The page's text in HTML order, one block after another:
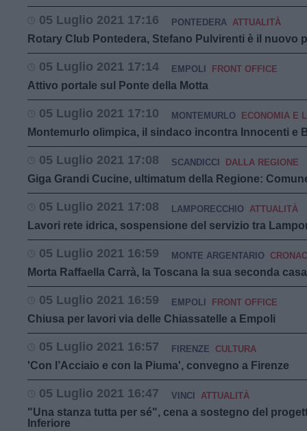
05 Luglio 2021 17:16 PONTEDERA ATTUALITÀ
Rotary Club Pontedera, Stefano Pulvirenti è il nuovo
05 Luglio 2021 17:14 EMPOLI FRONT OFFICE
Attivo portale sul Ponte della Motta
05 Luglio 2021 17:10 MONTEMURLO ECONOMIA E
Montemurlo olimpica, il sindaco incontra Innocenti e
05 Luglio 2021 17:08 SCANDICCI DALLA REGIONE
Giga Grandi Cucine, ultimatum della Regione:
05 Luglio 2021 17:08 LAMPORECCHIO ATTUALITÀ
Lavori rete idrica, sospensione del servizio tra
05 Luglio 2021 16:59 MONTE ARGENTARIO
Morta Raffaella Carrà, la Toscana la sua seconda
05 Luglio 2021 16:59 EMPOLI FRONT OFFICE
Chiusa per lavori via delle Chiassatelle a Empoli
05 Luglio 2021 16:57 FIRENZE CULTURA
'Con l’Acciaio e con la Piuma', convegno a Firenze
05 Luglio 2021 16:47 VINCI ATTUALITÀ
"Una stanza tutta per sé", cena a sostegno del
Inferiore